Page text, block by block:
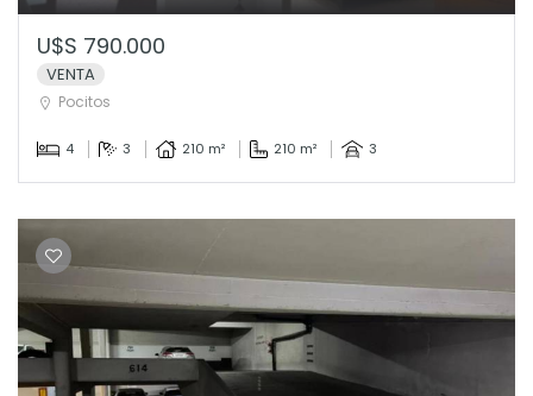
U$S 790.000
VENTA
Pocitos
4 3 210 m² 210 m² 3